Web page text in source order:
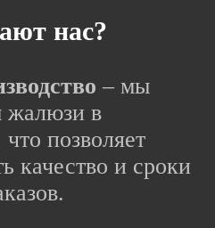
нас?
– мы
жалюзи в
позволяет
качество и сроки